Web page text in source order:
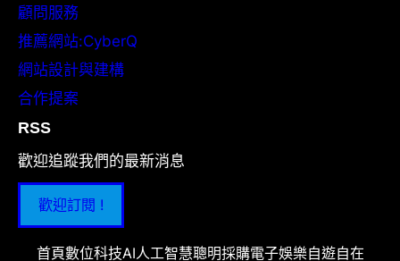
顧問服務
推薦網站:CyberQ
網站設計與建構
合作提案
RSS
歡迎追蹤我們的最新消息
歡迎訂閱 !
首頁數位科技AI人工智慧聰明採購電子娛樂自遊自在